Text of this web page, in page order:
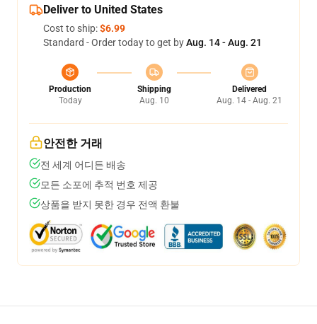
Deliver to United States
Cost to ship:$6.99
Standard - Order today to get byAug. 14 - Aug. 21
Production
Today
Shipping
Aug. 10
Delivered
Aug. 14 - Aug. 21
안전한 거래
전 세계 어디든 배송
모든 소포에 추적 번호 제공
상품을 받지 못한 경우 전액 환불